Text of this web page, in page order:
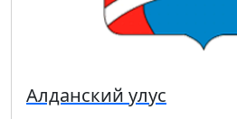
Алданский улус